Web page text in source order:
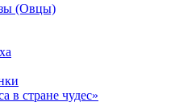
(Овцы)
в стране чудес»